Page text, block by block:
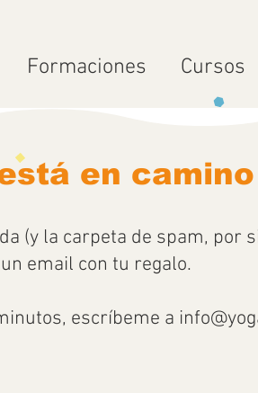
Formaciones Cursos
en camino
(y la carpeta de spam, por
email con tu regalo.
escríbeme a info